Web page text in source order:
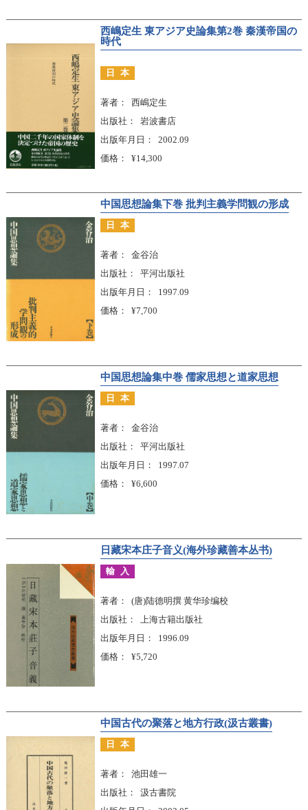
西嶋定生 東アジア史論集第2巻 秦漢帝国の
時代
日本
著者
西嶋定生
出版社
岩波書店
出版年月日
2002.09
価格
¥14,300
中国思想論集下巻 批判主義学問観の形成
日本
著者
金谷治
出版社
平河出版社
出版年月日
1997.09
価格
¥7,700
中国思想論集中巻 儒家思想と道家思想
日本
著者
金谷治
出版社
平河出版社
出版年月日
1997.07
価格
¥6,600
日藏宋本庄子音义(海外珍藏善本丛书)
輸入
著者
(唐)陆德明撰 黄华珍编校
出版社
上海古籍出版社
出版年月日
1996.09
価格
¥5,720
中国古代の聚落と地方行政(汲古叢書)
日本
著者
池田雄一
出版社
汲古書院